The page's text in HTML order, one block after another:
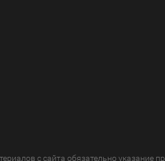
с сайта обязательно указание